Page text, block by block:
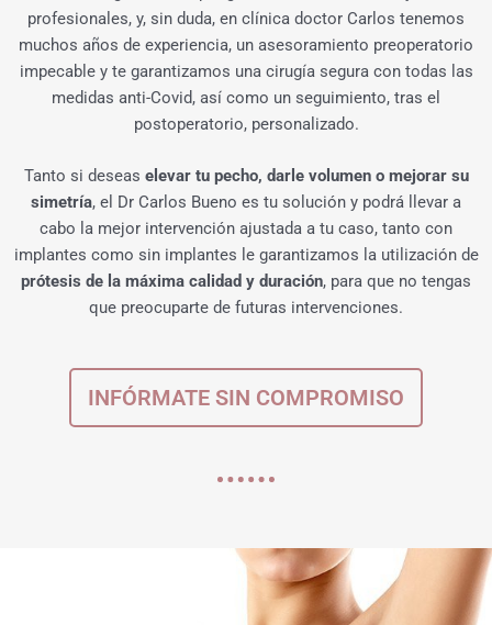
profesionales, y, sin duda, en clínica doctor Carlos tenemos
muchos años de experiencia, un asesoramiento preoperatorio
impecable y te garantizamos una cirugía segura con todas las
medidas anti-Covid, así como un seguimiento, tras el
postoperatorio, personalizado.
Tanto si deseas elevar tu pecho, darle volumen o mejorar su
simetría, el Dr Carlos Bueno es tu solución y podrá llevar a
cabo la mejor intervención ajustada a tu caso, tanto con
implantes como sin implantes le garantizamos la utilización de
prótesis de la máxima calidad y duración, para que no tengas
que preocuparte de futuras intervenciones.
INFÓRMATE SIN COMPROMISO